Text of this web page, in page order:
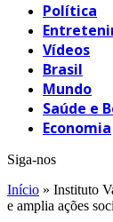
Política
Vídeos
Brasil
Mundo
Saúde e
Economia
Siga-nos
Início » Instituto
e amplia ações